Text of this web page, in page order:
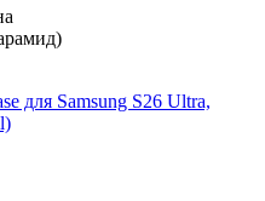
для Samsung S26 Ultra,